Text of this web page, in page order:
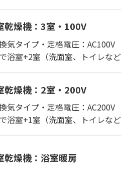
乾燥機：3室・100V
気タイプ・定格電圧：AC100V
浴室+2室（洗面室、トイレな
乾燥機：2室・200V
気タイプ・定格電圧：AC200V
浴室+1室（洗面室、トイレな
乾燥機：浴室暖房